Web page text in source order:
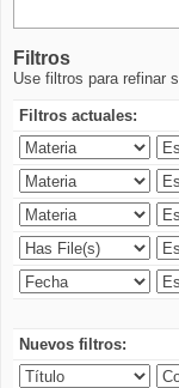
Filtros
Use filtros para refinar
Filtros actuales:
Nuevos filtros: